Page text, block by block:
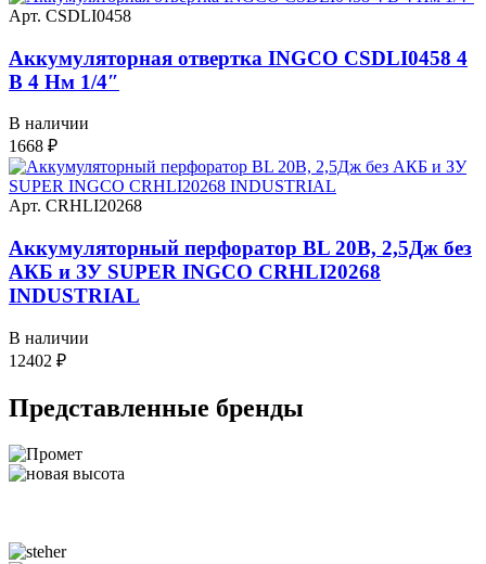
Арт. CSDLI0458
Аккумуляторная отвертка INGCO CSDLI0458 4
В 4 Нм 1/4″
В наличии
1668 ₽
Арт. CRHLI20268
Аккумуляторный перфоратор BL 20В, 2,5Дж без
АКБ и ЗУ SUPER INGCO CRHLI20268
INDUSTRIAL
В наличии
12402 ₽
Представленные бренды